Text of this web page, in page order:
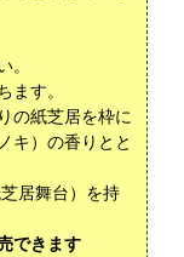
。
ます。
の紙芝居を枠に
キ）の香りとと
居舞台）を持
できます